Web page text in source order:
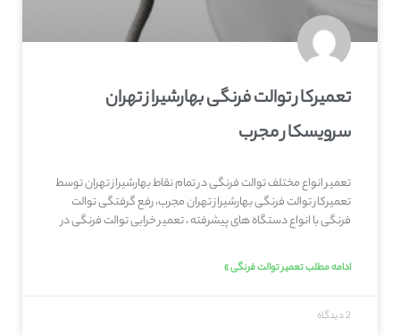
تعمیرکار توالت فرنگی بهارشیراز تهران
سرویسکار مجرب
تعمیر انواع مختلف توالت فرنگی در تمام نقاط بهارشیراز تهران توسط
تعمیرکار توالت فرنگی بهارشیراز تهران مجرب، رفع گرفتگی توالت
فرنگی با انواع دستگاه های پیشرفته ، تعمیر خرابی توالت فرنگی در
ادامه مطلب تعمیر توالت فرنگی »
2 دیدگاه